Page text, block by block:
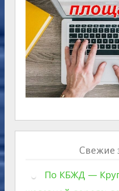
Свежие
По КБЖД —